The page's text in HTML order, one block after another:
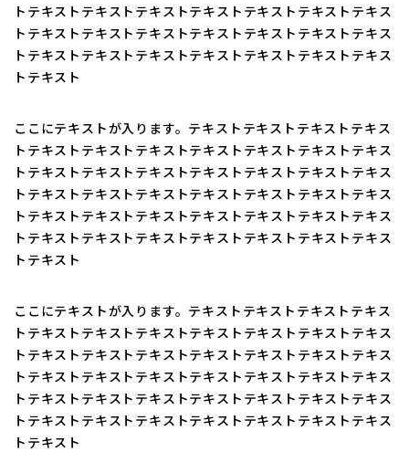
トテキストテキストテキストテキストテキストテキストテキス
トテキストテキストテキストテキストテキストテキストテキス
トテキストテキストテキストテキストテキストテキストテキス
トテキスト
ここにテキストが入ります。テキストテキストテキストテキス
トテキストテキストテキストテキストテキストテキストテキス
トテキストテキストテキストテキストテキストテキストテキス
トテキストテキストテキストテキストテキストテキストテキス
トテキストテキストテキストテキストテキストテキストテキス
トテキストテキストテキストテキストテキストテキストテキス
トテキスト
ここにテキストが入ります。テキストテキストテキストテキス
トテキストテキストテキストテキストテキストテキストテキス
トテキストテキストテキストテキストテキストテキストテキス
トテキストテキストテキストテキストテキストテキストテキス
トテキストテキストテキストテキストテキストテキストテキス
トテキストテキストテキストテキストテキストテキストテキス
トテキスト